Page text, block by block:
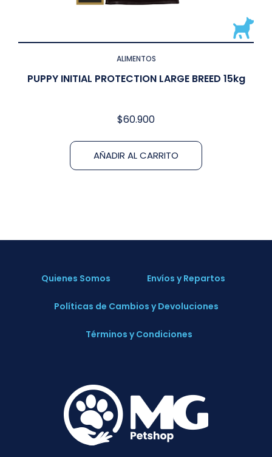
ALIMENTOS
PUPPY INITIAL PROTECTION LARGE BREED 15kg
$60.900
AÑADIR AL CARRITO
Quienes Somos Envíos y Repartos
Políticas de Cambios y Devoluciones
Términos y Condiciones